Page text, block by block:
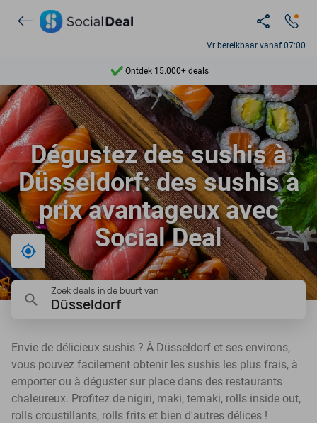
Vr bereikbaar vanaf 07:00
Ontdek 15.000+ deals
7 dagen per week beschikbaar
10+ miljoen leden
Ontdek 15.000+ deals
Dégustez des sushis à
Düsseldorf: des sushis à
prix avantageux avec
Social Deal
Bij mij in de buurt
Zoek deals in de buurt van
Düsseldorf
Envie de délicieux sushis ? À Düsseldorf et ses environs,
vous pouvez facilement obtenir les sushis les plus frais, à
emporter ou à déguster sur place dans des restaurants
chaleureux. Profitez de nigiri, maki, temaki, rolls inside out,
rolls croustillants, rolls frits et bien d'autres délices !